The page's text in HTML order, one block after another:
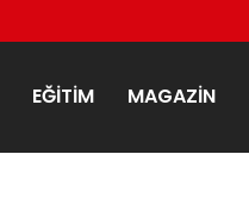
EĞITIM MAGAZIN